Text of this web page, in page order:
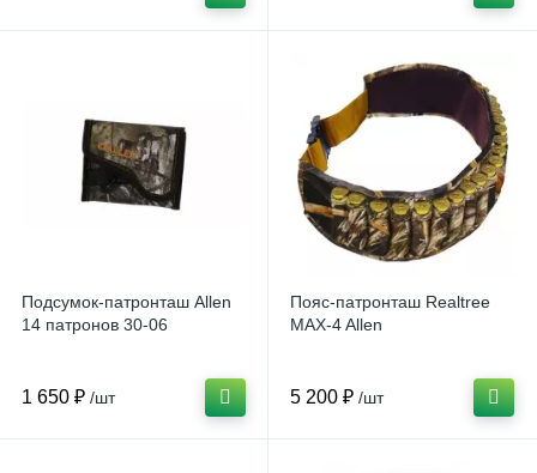
Подсумок-патронташ Allen
14 патронов 30-06
1 650 ₽ /шт
Пояс-патронташ Realtree
MAX-4 Allen
5 200 ₽ /шт